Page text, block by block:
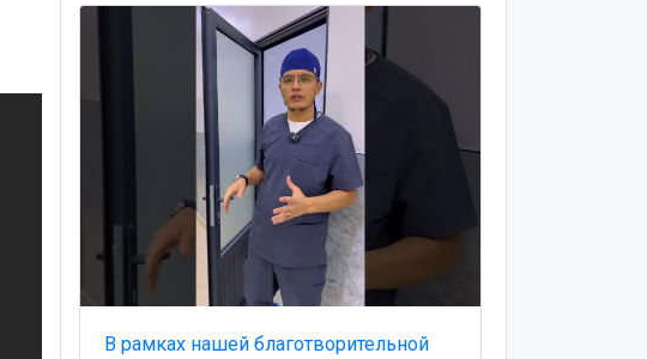
В рамках нашей благотворительной